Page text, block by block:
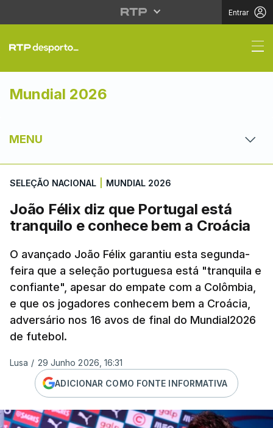
Entrar
João Félix diz que
Mundial 2026
MENU
SELEÇÃO NACIONAL MUNDIAL 2026
João Félix diz que Portugal está
tranquilo e conhece bem a Croácia
O avançado João Félix garantiu esta segunda-
feira que a seleção portuguesa está "tranquila e
confiante", apesar do empate com a Colômbia,
e que os jogadores conhecem bem a Croácia,
adversário nos 16 avos de final do Mundial2026
de futebol.
Lusa / 29 Junho 2026, 16:31
ADICIONAR COMO FONTE INFORMATIVA